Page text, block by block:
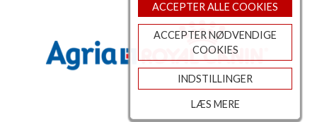
ACCEPTER ALLE COOKIES
ACCEPTER NØDVENDIGE
COOKIES
INDSTILLINGER
LÆS MERE